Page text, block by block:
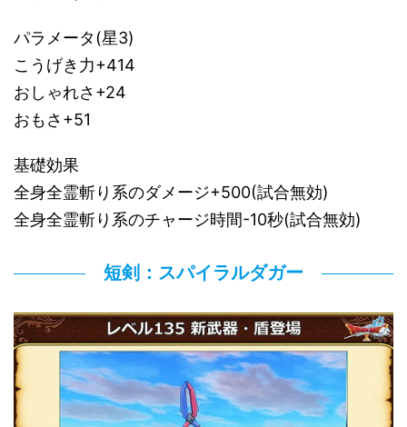
パラメータ(星3)
こうげき力+414
おしゃれさ+24
おもさ+51
基礎効果
全身全霊斬り系のダメージ+500(試合無効)
全身全霊斬り系のチャージ時間-10秒(試合無効)
短剣：スパイラルダガー